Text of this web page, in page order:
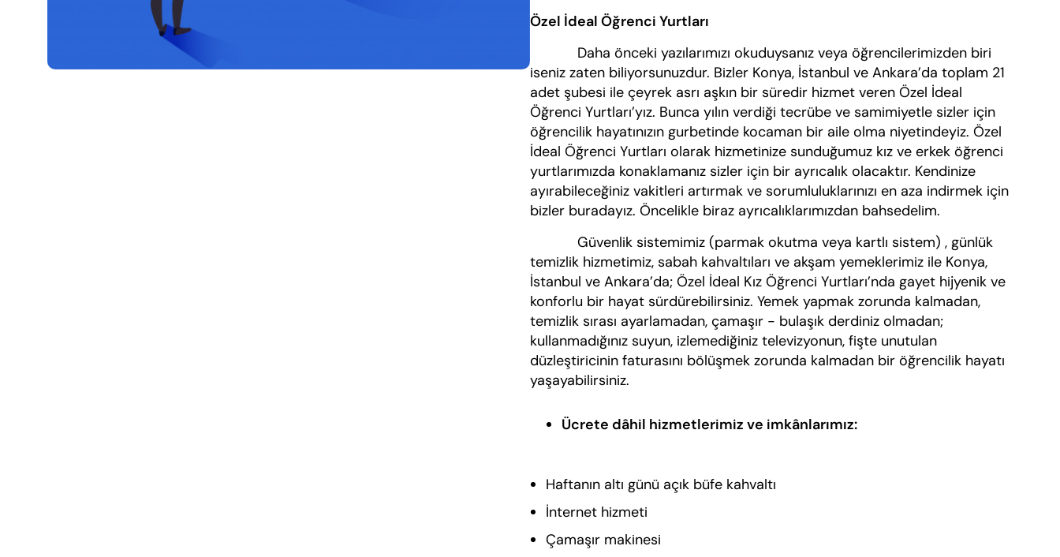
Özel İdeal Öğrenci Yurtları
Daha önceki yazılarımızı okuduysanız veya öğrencilerimizden biri
iseniz zaten biliyorsunuzdur. Bizler Konya, İstanbul ve Ankara’da toplam 21
adet şubesi ile çeyrek asrı aşkın bir süredir hizmet veren Özel İdeal
Öğrenci Yurtları’yız. Bunca yılın verdiği tecrübe ve samimiyetle sizler için
öğrencilik hayatınızın gurbetinde kocaman bir aile olma niyetindeyiz. Özel
İdeal Öğrenci Yurtları olarak hizmetinize sunduğumuz kız ve erkek öğrenci
yurtlarımızda konaklamanız sizler için bir ayrıcalık olacaktır. Kendinize
ayırabileceğiniz vakitleri artırmak ve sorumluluklarınızı en aza indirmek için
bizler buradayız. Öncelikle biraz ayrıcalıklarımızdan bahsedelim.
Güvenlik sistemimiz (parmak okutma veya kartlı sistem) , günlük
temizlik hizmetimiz, sabah kahvaltıları ve akşam yemeklerimiz ile Konya,
İstanbul ve Ankara’da; Özel İdeal Kız Öğrenci Yurtları’nda gayet hijyenik ve
konforlu bir hayat sürdürebilirsiniz. Yemek yapmak zorunda kalmadan,
temizlik sırası ayarlamadan, çamaşır - bulaşık derdiniz olmadan;
kullanmadığınız suyun, izlemediğiniz televizyonun, fişte unutulan
düzleştiricinin faturasını bölüşmek zorunda kalmadan bir öğrencilik hayatı
yaşayabilirsiniz.
Ücrete dâhil hizmetlerimiz ve imkânlarımız:
Haftanın altı günü açık büfe kahvaltı
İnternet hizmeti
Çamaşır makinesi